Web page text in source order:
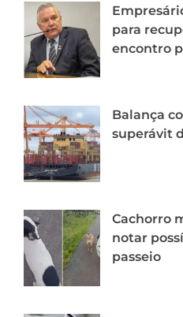
para
encontro
Balança
superávit
Cachorro
notar
passeio